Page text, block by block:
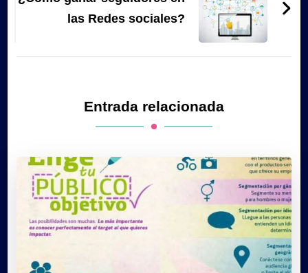
las Redes sociales?
Entrada relacionada